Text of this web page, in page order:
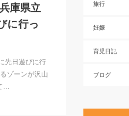
庫県立
に行っ
先日遊びに行
ゾーンが沢山
…
旅行
妊娠
育児日記
ブログ